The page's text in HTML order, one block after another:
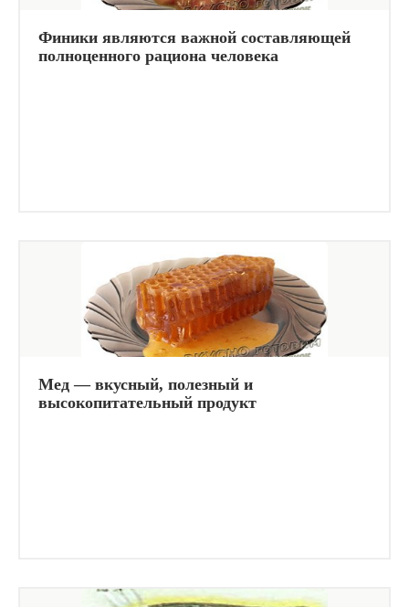
Финики являются важной составляющей
полноценного рациона человека
Мед — вкусный, полезный и
высокопитательный продукт